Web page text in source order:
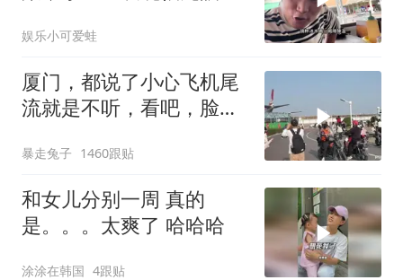
娱乐小可爱蛙
厦门，都说了小心飞机尾
流就是不听，看吧，脸都
暴走兔子 1460跟贴
和女儿分别一周 真的
是。。。太爽了 哈哈哈
涂涂在韩国 4跟贴